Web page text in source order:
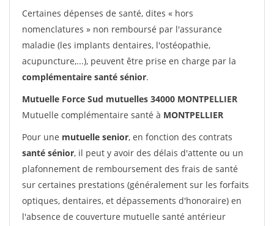
Certaines dépenses de santé, dites « hors
nomenclatures » non remboursé par l'assurance
maladie (les implants dentaires, l'ostéopathie,
acupuncture,...), peuvent être prise en charge par la
complémentaire santé sénior.
Mutuelle Force Sud mutuelles 34000 MONTPELLIER
Mutuelle complémentaire santé à MONTPELLIER
Pour une mutuelle senior, en fonction des contrats
santé sénior, il peut y avoir des délais d'attente ou un
plafonnement de remboursement des frais de santé
sur certaines prestations (généralement sur les forfaits
optiques, dentaires, et dépassements d'honoraire) en
l'absence de couverture mutuelle santé antérieur